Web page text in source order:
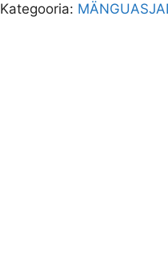
Kategooria: